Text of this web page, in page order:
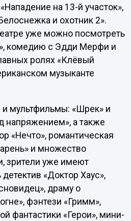
на 13-й участок»,
и охотник 2».
уже можно посмотреть
комедию с Эдди Мерфи и
ролях «Клёвый
музыканте
и мультфильмы: «Шрек» и
напряжением», а также
«Нечто», романтическая
и множество
зрители уже имеют
«Доктор Хаус»,
драму о
фэнтези «Гримм»,
фантастики «Герои», мини-